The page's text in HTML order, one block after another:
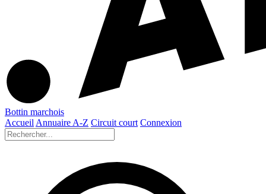
Bottin marchois
Accueil Annuaire A-Z Circuit court Connexion